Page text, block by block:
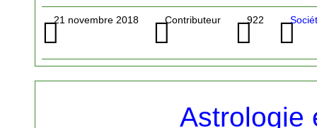
21 novembre 2018 Contributeur 922
Astrologie